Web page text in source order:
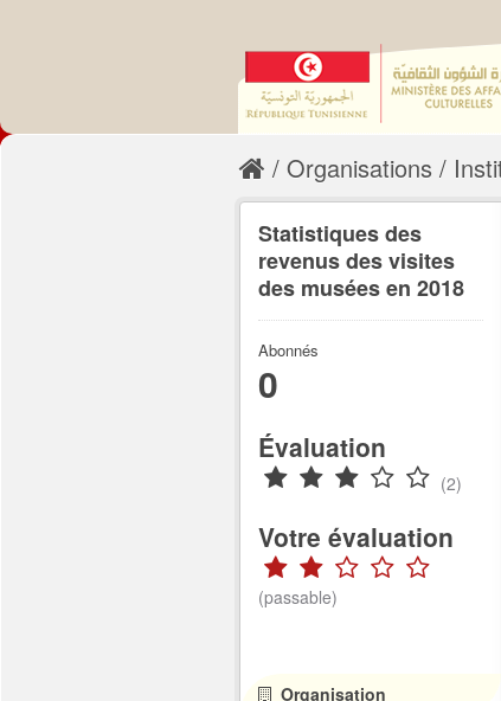
Organisations
Statistiques des
revenus des visites
des musées en 2018
Abonnés
0
Évaluation
(2)
Votre évaluation
(passable)
Organisation